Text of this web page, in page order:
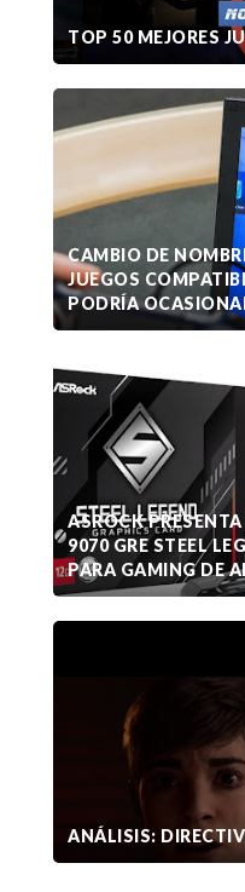
TOP 50 MEJORES
CAMBIO DE
JUEGOS
PODRÍA
ASROCK
9070 GRE STEEL
PARA GAMING DE
ANÁLISIS: